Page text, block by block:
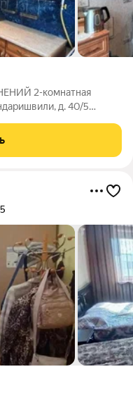
2-комнатная
д. 40/5
и техника остается